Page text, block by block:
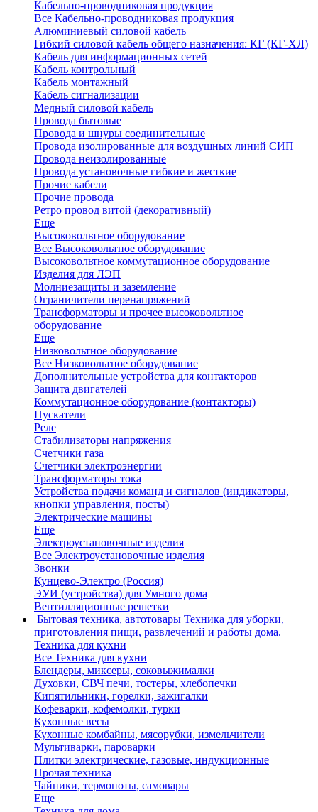
Кабельно-проводниковая продукция
Все Кабельно-проводниковая продукция
Алюминиевый силовой кабель
Гибкий силовой кабель общего назначения: КГ (КГ-ХЛ)
Кабель для информационных сетей
Кабель контрольный
Кабель монтажный
Кабель сигнализации
Медный силовой кабель
Провода бытовые
Провода и шнуры соединительные
Провода изолированные для воздушных линий СИП
Провода неизолированные
Провода установочные гибкие и жесткие
Прочие кабели
Прочие провода
Ретро провод витой (декоративный)
Еще
Высоковольтное оборудование
Все Высоковольтное оборудование
Высоковольтное коммутационное оборудование
Изделия для ЛЭП
Молниезащиты и заземление
Ограничители перенапряжений
Трансформаторы и прочее высоковольтное
оборудование
Еще
Низковольтное оборудование
Все Низковольтное оборудование
Дополнительные устройства для контакторов
Защита двигателей
Коммутационное оборудование (контакторы)
Пускатели
Реле
Стабилизаторы напряжения
Счетчики газа
Счетчики электроэнергии
Трансформаторы тока
Устройства подачи команд и сигналов (индикаторы,
кнопки управления, посты)
Электрические машины
Еще
Электроустановочные изделия
Все Электроустановочные изделия
Звонки
Кунцево-Электро (Россия)
ЭУИ (устройства) для Умного дома
Вентилляционные решетки
Бытовая техника, автотовары Техника для уборки,
приготовления пищи, развлечений и работы дома.
Техника для кухни
Все Техника для кухни
Блендеры, миксеры, соковыжималки
Духовки, СВЧ печи, тостеры, хлебопечки
Кипятильники, горелки, зажигалки
Кофеварки, кофемолки, турки
Кухонные весы
Кухонные комбайны, мясорубки, измельчители
Мультиварки, пароварки
Плитки электрические, газовые, индукционные
Прочая техника
Чайники, термопоты, самовары
Еще